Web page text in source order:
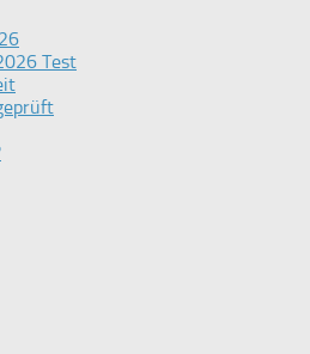
Test